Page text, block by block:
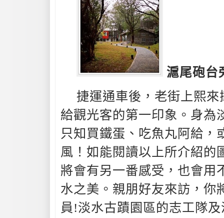
滬尾砲台
捷運通車後，老街上熙
給觀光客的第一印象。身為
只知買鐵蛋、吃魚丸阿給，
風！如能閱讀以上所介紹的
將會有另一番感受，也會用
水之美。親朋好友來訪，你
員!淡水古蹟園區的志工隊